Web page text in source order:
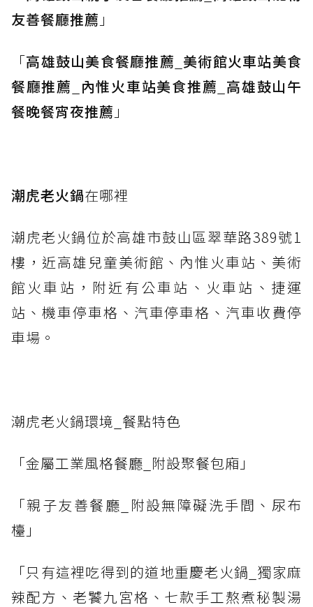
友善餐廳推薦 」
「高雄鼓山美食餐廳推薦 美術館火車站美食
餐廳推薦
內惟火車站美食推薦 高雄鼓山午
餐晚餐宵夜推薦 」
潮虎老火鍋在哪裡
潮虎老火鍋位於高雄市鼓山區翠華路389號1
樓，近高雄兒童美術館、內惟火車站、美術
館火車站，附近有公車站、火車站、捷運
站、機車停車格、汽車停車格、汽車收費停
車場。
潮虎老火鍋環境_餐點特色
「金屬工業風格餐廳_附設聚餐包廂」
「親子友善餐廳_附設無障礙洗手間、尿布
檯」
「只有這裡吃得到的道地重慶老火鍋_獨家麻
辣配方、老饕九宮格、七款手工熬煮秘製湯